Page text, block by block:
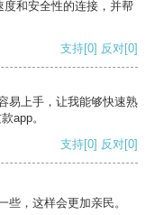
和安全性的连接，并帮
支持[0] 反对[0]
易上手，让我能够快速熟
app。
支持[0] 反对[0]
，这样会更加亲民。